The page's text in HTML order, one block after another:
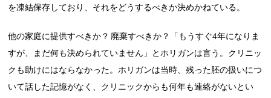
を凍結保存しており、それをどうするべきか決めかねている。
他の家庭に提供すべきか？ 廃棄すべきか？「もうすぐ4年になりま
すが、まだ何も決められていません」とホリガンは言う。クリニッ
クも助けにはならなかった。ホリガンは当時、残った胚の扱いにつ
いて話した記憶がなく、クリニックからも何年も連絡がないとい